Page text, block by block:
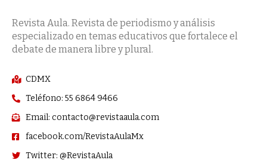
Revista Aula. Revista de periodismo y análisis
especializado en temas educativos que fortalece el
debate de manera libre y plural.
CDMX
Teléfono: 55 6864 9466
Email: contacto@revistaaula.com
facebook.com/RevistaAulaMx
Twitter: @RevistaAula